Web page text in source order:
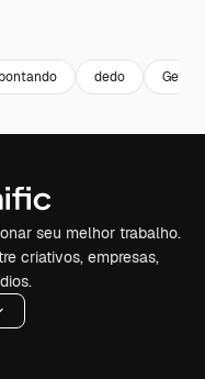
dedo Gestos
seu melhor trabalho.
criativos, empresas,